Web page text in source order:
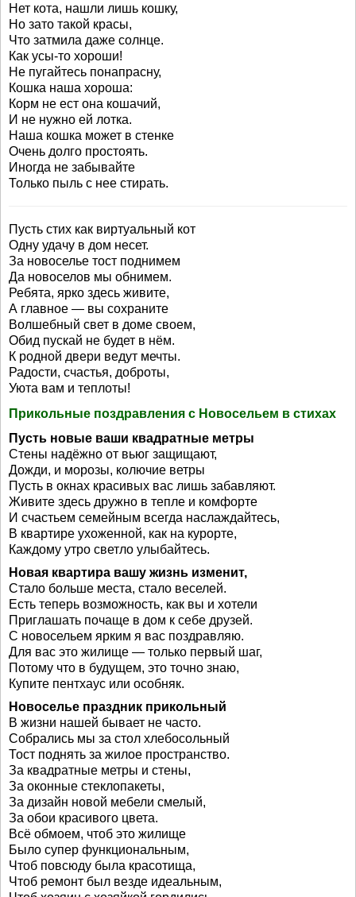
Нет кота, нашли лишь кошку,
Но зато такой красы,
Что затмила даже солнце.
Как усы-то хороши!
Не пугайтесь понапрасну,
Кошка наша хороша:
Корм не ест она кошачий,
И не нужно ей лотка.
Наша кошка может в стенке
Очень долго простоять.
Иногда не забывайте
Только пыль с нее стирать.
Пусть стих как виртуальный кот
Одну удачу в дом несет.
За новоселье тост поднимем
Да новоселов мы обнимем.
Ребята, ярко здесь живите,
А главное — вы сохраните
Волшебный свет в доме своем,
Обид пускай не будет в нём.
К родной двери ведут мечты.
Радости, счастья, доброты,
Уюта вам и теплоты!
Прикольные поздравления с Новосельем в стихах
Пусть новые ваши квадратные метры
Стены надёжно от вьюг защищают,
Дожди, и морозы, колючие ветры
Пусть в окнах красивых вас лишь забавляют.
Живите здесь дружно в тепле и комфорте
И счастьем семейным всегда наслаждайтесь,
В квартире ухоженной, как на курорте,
Каждому утро светло улыбайтесь.
Новая квартира вашу жизнь изменит,
Стало больше места, стало веселей.
Есть теперь возможность, как вы и хотели
Приглашать почаще в дом к себе друзей.
С новосельем ярким я вас поздравляю.
Для вас это жилище — только первый шаг,
Потому что в будущем, это точно знаю,
Купите пентхаус или особняк.
Новоселье праздник прикольный
В жизни нашей бывает не часто.
Собрались мы за стол хлебосольный
Тост поднять за жилое пространство.
За квадратные метры и стены,
За оконные стеклопакеты,
За дизайн новой мебели смелый,
За обои красивого цвета.
Всё обмоем, чтоб это жилище
Было супер функциональным,
Чтоб повсюду была красотища,
Чтоб ремонт был везде идеальным,